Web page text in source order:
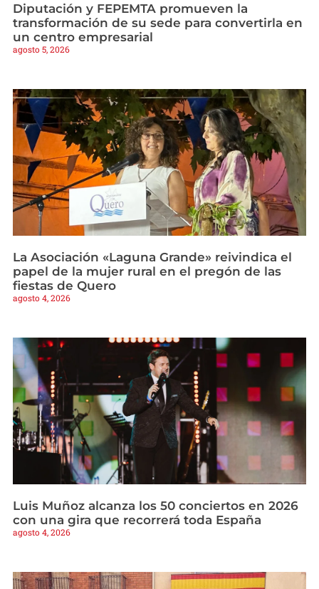
Diputación y FEPEMTA promueven la
transformación de su sede para convertirla en
un centro empresarial
agosto 5, 2026
La Asociación «Laguna Grande» reivindica el
papel de la mujer rural en el pregón de las
fiestas de Quero
agosto 4, 2026
Luis Muñoz alcanza los 50 conciertos en 2026
con una gira que recorrerá toda España
agosto 4, 2026